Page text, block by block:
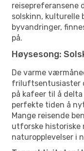
reisepreferansene
solskinn, kulturelle
byvandringer,
på.
Høysesong:
De varme
friluftsentusiaster
på kafeer til å
perfekte tiden å
Mange reisende
utforske historiske
naturopplevelser i